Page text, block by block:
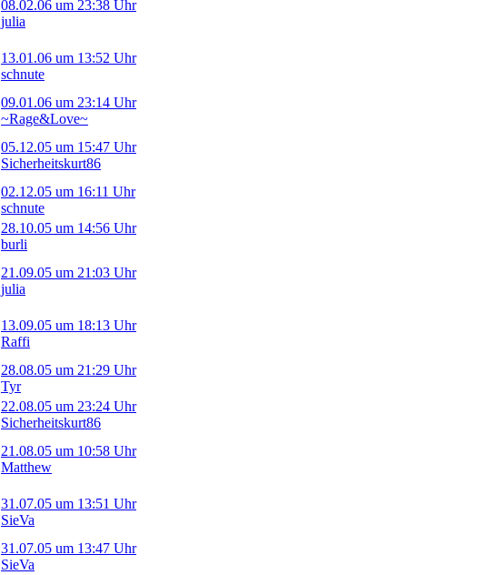
08.02.06 um 23:38 Uhr
julia
13.01.06 um 13:52 Uhr
schnute
09.01.06 um 23:14 Uhr
~Rage&Love~
05.12.05 um 15:47 Uhr
Sicherheitskurt86
02.12.05 um 16:11 Uhr
schnute
28.10.05 um 14:56 Uhr
burli
21.09.05 um 21:03 Uhr
julia
13.09.05 um 18:13 Uhr
Raffi
28.08.05 um 21:29 Uhr
Tyr
22.08.05 um 23:24 Uhr
Sicherheitskurt86
21.08.05 um 10:58 Uhr
Matthew
31.07.05 um 13:51 Uhr
SieVa
31.07.05 um 13:47 Uhr
SieVa